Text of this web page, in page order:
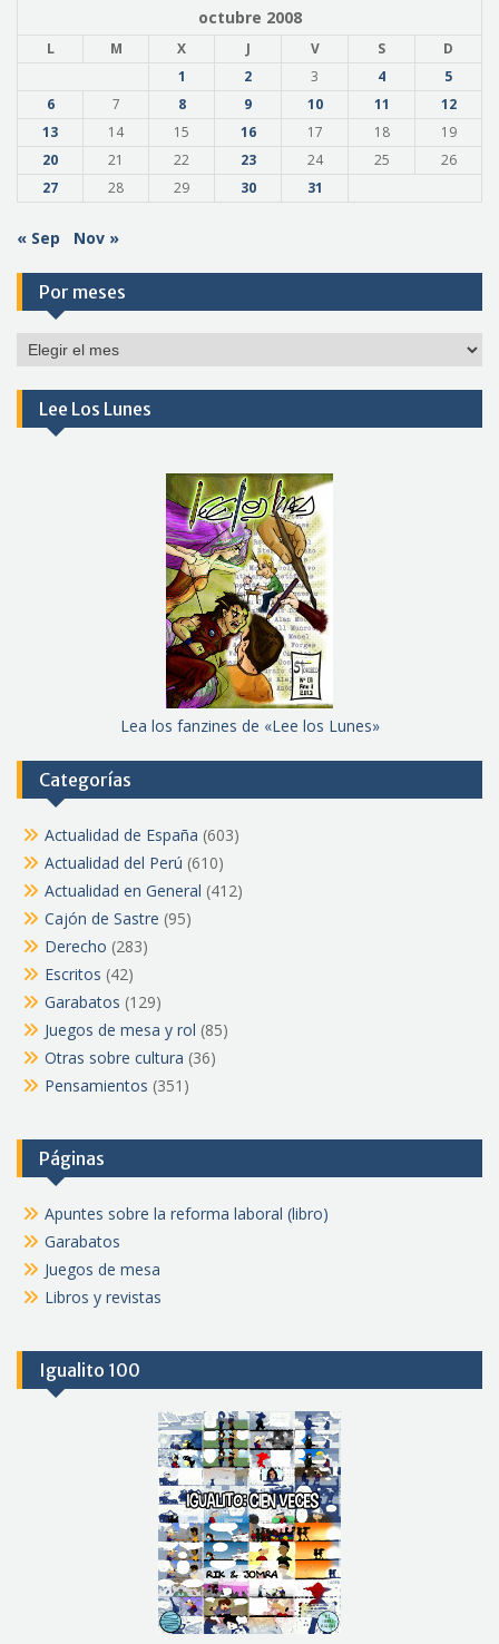
octubre 2008
L M X J V S
D
1
2 3 4
5
6
7 8 9 10 11
12
13
14 15 16 17 18
19
20
21 22 23 24 25
26
27
28 29 30 31
« Sep Nov »
Por meses
Por
Lee Los Lunes
Lea los fanzines de «Lee los Lunes»
Categorías
Actualidad de España (603)
Actualidad del Perú (610)
Actualidad en General (412)
Cajón de Sastre (95)
Derecho (283)
Escritos (42)
Garabatos (129)
Juegos de mesa y rol (85)
Otras sobre cultura (36)
Pensamientos (351)
Páginas
Apuntes sobre la reforma laboral (libro)
Garabatos
Juegos de mesa
Libros y revistas
Igualito 100